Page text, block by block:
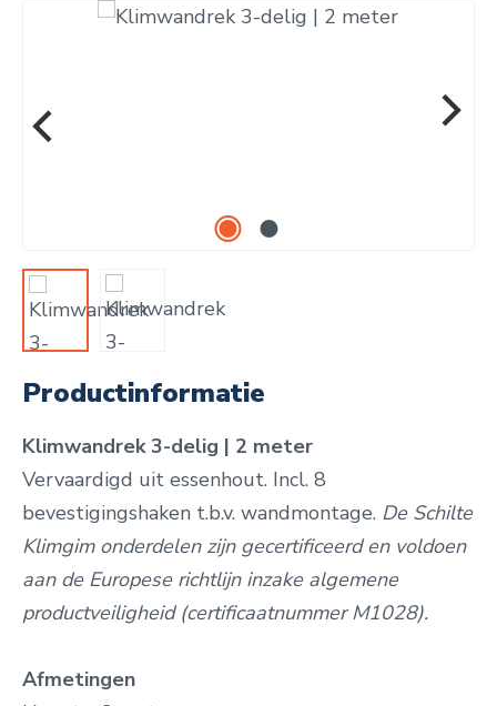
Afbeeldingengalerij overslaan
Productinformatie
Klimwandrek 3-delig | 2 meter
Vervaardigd uit essenhout. Incl. 8
bevestigingshaken t.b.v. wandmontage. De Schilte
Klimgim onderdelen zijn gecertificeerd en voldoen
aan de Europese richtlijn inzake algemene
productveiligheid (certificaatnummer M1028).
Afmetingen